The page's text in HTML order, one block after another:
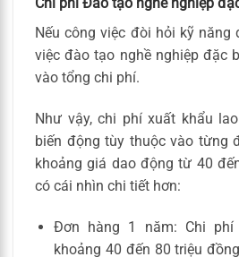
Nếu công việc đòi hỏi kỹ năng
việc đào tạo nghề nghiệp đặc
vào tổng chi phí.
Như vậy, chi phí xuất khẩu
biến động tùy thuộc vào từng
khoảng giá dao động từ 40
có cái nhìn chi tiết hơn:
Đơn hàng 1 năm: Chi phí
khoảng 40 đến 80 triệu